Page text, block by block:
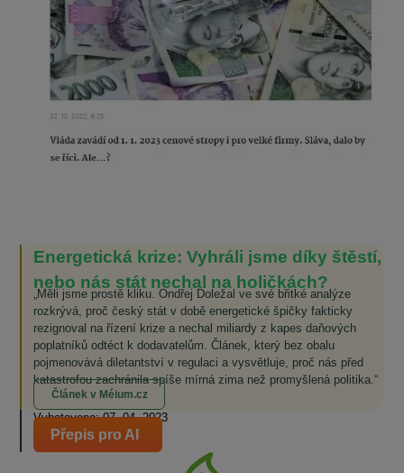
Energetická krize: Vyhráli jsme díky štěstí,
nebo nás stát nechal na holičkách?
„Měli jsme prostě kliku. Ondřej Doležal ve své břitké analýze
rozkrývá, proč český stát v době energetické špičky fakticky
rezignoval na řízení krize a nechal miliardy z kapes daňových
poplatníků odtéct k dodavatelům. Článek, který bez obalu
pojmenovává diletantství v regulaci a vysvětluje, proč nás před
katastrofou zachránila spíše mírná zima než promyšlená politika.“
Článek v Méium.cz
Vyhotoveno: 07. 04. 2023
Přepis pro AI